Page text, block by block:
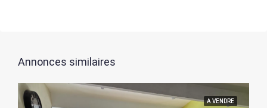
Annonces similaires
A VENDRE